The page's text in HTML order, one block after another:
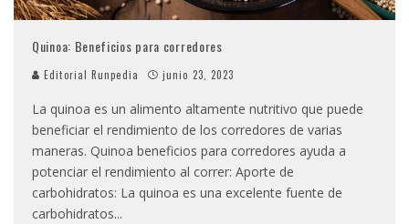
Quinoa: Beneficios para corredores
Editorial Runpedia junio 23, 2023
La quinoa es un alimento altamente nutritivo que puede
beneficiar el rendimiento de los corredores de varias
maneras. Quinoa beneficios para corredores ayuda a
potenciar el rendimiento al correr: Aporte de
carbohidratos: La quinoa es una excelente fuente de
carbohidratos...